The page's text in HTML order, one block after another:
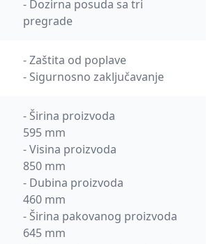
- Dozirna posuda sa tri
pregrade
- Zaštita od poplave
- Sigurnosno zaključavanje
- Širina proizvoda
595 mm
- Visina proizvoda
850 mm
- Dubina proizvoda
460 mm
- Širina pakovanog proizvoda
645 mm